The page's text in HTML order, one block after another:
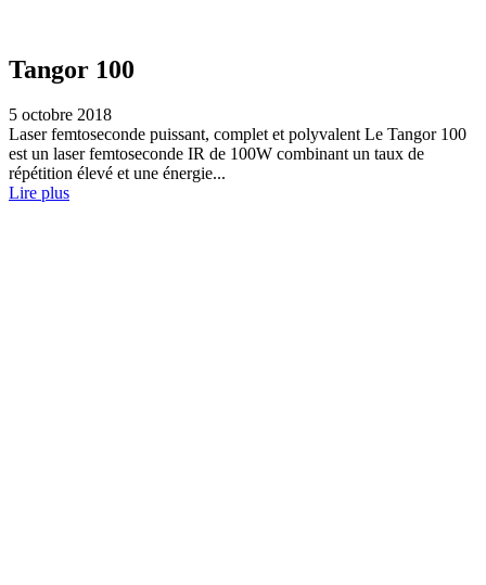
Tangor 100
5 octobre 2018
Laser femtoseconde puissant, complet et polyvalent Le Tangor 100
est un laser femtoseconde IR de 100W combinant un taux de
répétition élevé et une énergie...
Lire plus